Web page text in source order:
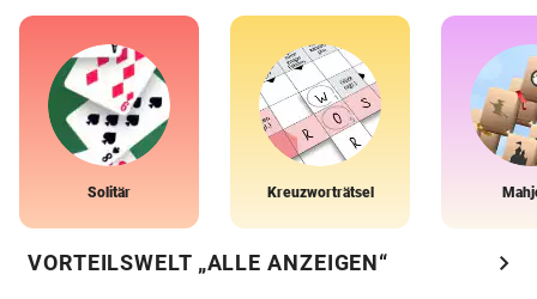
Solitär Kreuzworträtsel
VORTEILSWELT „ALLE ANZEIGEN“ chevron_right